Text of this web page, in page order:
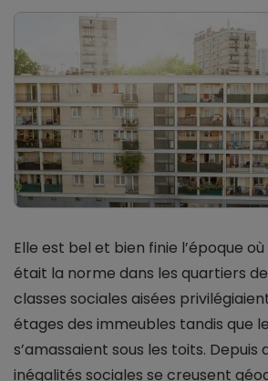
Elle est bel et bien finie l’époque
était la norme dans les quartiers
classes sociales aisées
étages des immeubles tandis que
s’amassaient sous les toits. Depuis
inégalités sociales se creusent